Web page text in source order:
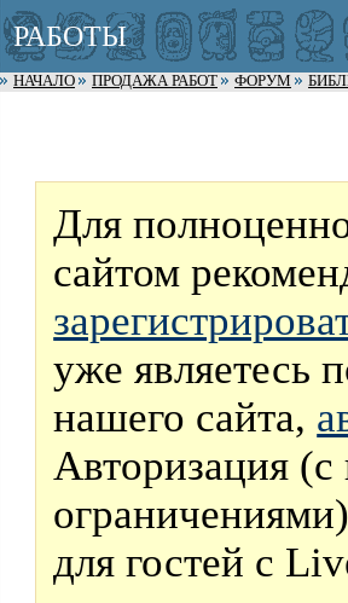
РАБОТЫ
НАЧАЛО ПРОДАЖА РАБОТ ФОРУМ
Для
сайтом
уже являетесь
нашего сайта,
Авторизация
для гостей с